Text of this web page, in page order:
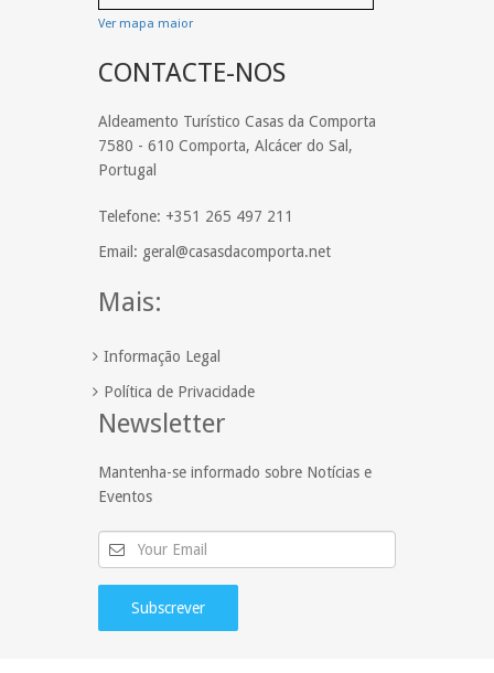
Ver mapa maior
CONTACTE-NOS
Aldeamento Turístico Casas da Comporta
7580 - 610 Comporta, Alcácer do Sal,
Portugal
Telefone: +351 265 497 211
Email: geral@casasdacomporta.net
Mais:
Informação Legal
Política de Privacidade
Newsletter
Mantenha-se informado sobre Notícias e
Eventos
Subscrever